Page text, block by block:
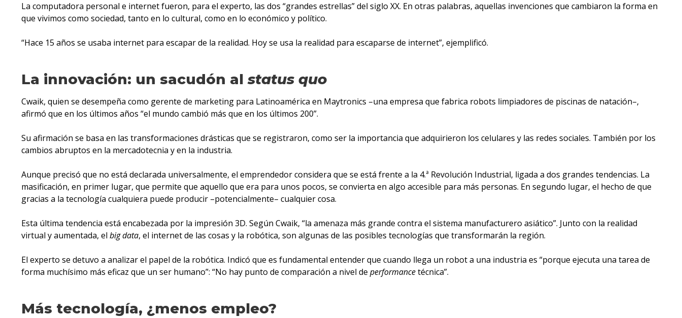
La computadora personal e internet fueron, para el experto, las dos “grandes estrellas” del siglo XX. En otras palabras, aquellas invenciones que cambiaron la forma en
que vivimos como sociedad, tanto en lo cultural, como en lo económico y político.
“Hace 15 años se usaba internet para escapar de la realidad. Hoy se usa la realidad para escaparse de internet”, ejemplificó.
La innovación: un sacudón alstatus quo
Cwaik, quien se desempeña como gerente de marketing para Latinoamérica en Maytronics –una empresa que fabrica robots limpiadores de piscinas de natación–,
afirmó que en los últimos años “el mundo cambió más que en los últimos 200”.
Su afirmación se basa en las transformaciones drásticas que se registraron, como ser la importancia que adquirieron los celulares y las redes sociales. También por los
cambios abruptos en la mercadotecnia y en la industria.
Aunque precisó que no está declarada universalmente, el emprendedor considera que se está frente a la 4.ª Revolución Industrial, ligada a dos grandes tendencias. La
masificación, en primer lugar, que permite que aquello que era para unos pocos, se convierta en algo accesible para más personas. En segundo lugar, el hecho de que
gracias a la tecnología cualquiera puede producir –potencialmente– cualquier cosa.
Esta última tendencia está encabezada por la impresión 3D. Según Cwaik, “la amenaza más grande contra el sistema manufacturero asiático”. Junto con la realidad
virtual y aumentada, el big data, el internet de las cosas y la robótica, son algunas de las posibles tecnologías que transformarán la región.
El experto se detuvo a analizar el papel de la robótica. Indicó que es fundamental entender que cuando llega un robot a una industria es “porque ejecuta una tarea de
forma muchísimo más eficaz que un ser humano”: “No hay punto de comparación a nivel de performancetécnica”.
Más tecnología, ¿menos empleo?